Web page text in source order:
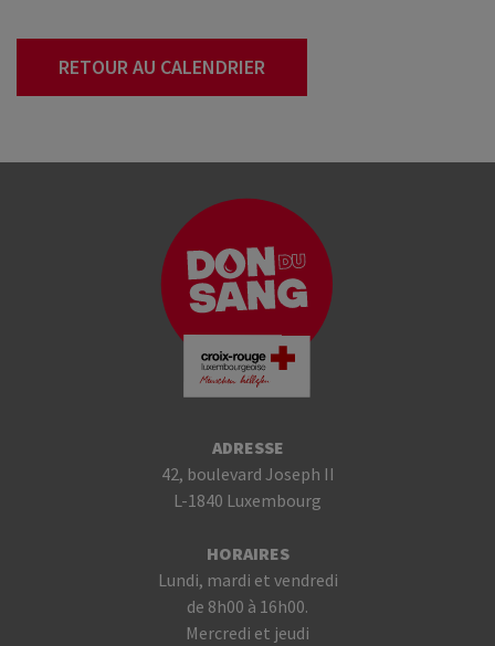
RETOUR AU CALENDRIER
ADRESSE
42, boulevard Joseph II
L-1840 Luxembourg
HORAIRES
Lundi, mardi et vendredi
de 8h00 à 16h00.
Mercredi et jeudi